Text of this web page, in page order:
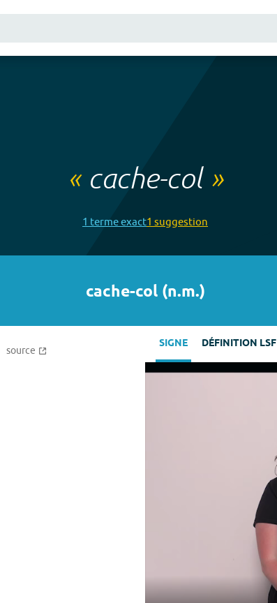
« cache-col»
1 termeexact1 suggestion
cache-col(n.m.)
source SIGNE DÉFINITION LSF